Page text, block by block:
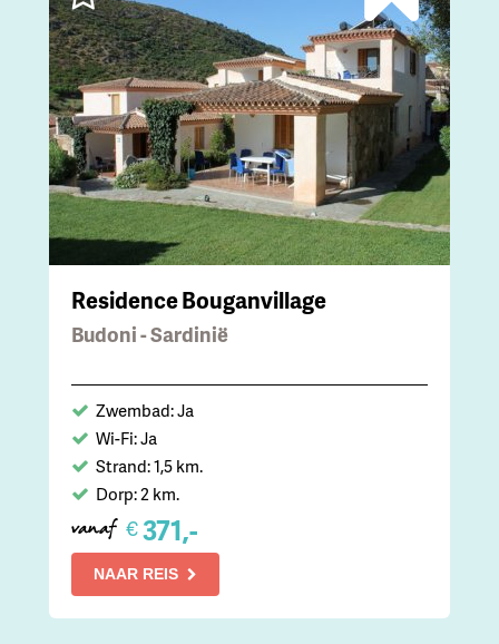
Residence Bouganvillage
Budoni - Sardinië
Zwembad: Ja
Wi-Fi: Ja
Strand: 1,5 km.
Dorp: 2 km.
vanaf €371,-
NAAR REIS